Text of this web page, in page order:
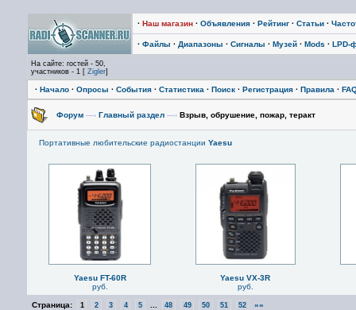
· Наш магазин · Объявления · Рейтинг · Статьи ·
· Файлы · Диапазоны · Сигналы · Музей · Mods · LPD-
На сайте: гостей - 50,
участников - 1 [ Zigler]
· Начало · Опросы · События · Статистика · Поиск · Регистрация · Правила ·
Форум —› Главный раздел —› Взрыв, обрушение, пожар, теракт
Портативные любительские радиостанции Yaesu
Yaesu FT-60R
руб.
Yaesu VX-3R
руб.
Страница: 1 2 3 4 5 48 49 50 51 52 »»